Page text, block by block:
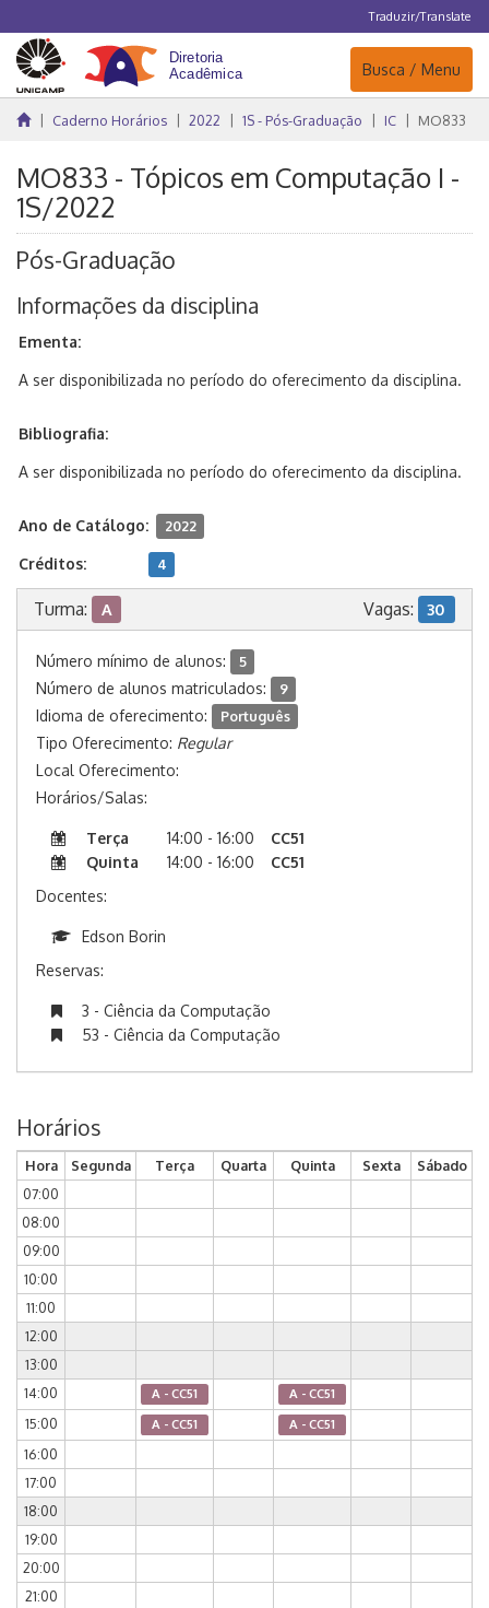
Traduzir/Translate
Navegação
Busca / Menu
Caderno Horários 2022 1S - Pós-Graduação IC MO833
MO833 - Tópicos em Computação I -
1S/2022
Pós-Graduação
Informações da disciplina
Ementa:
A ser disponibilizada no período do oferecimento da disciplina.
Bibliografia:
A ser disponibilizada no período do oferecimento da disciplina.
Ano de Catálogo: 2022
Créditos: 4
Turma: A Vagas: 30
Número mínimo de alunos: 5
Número de alunos matriculados: 9
Idioma de oferecimento: Português
Tipo Oferecimento: Regular
Local Oferecimento:
Horários/Salas:
Terça 14:00 - 16:00
CC51
Quinta
14:00 - 16:00
CC51
Docentes:
Edson Borin
Reservas:
3 - Ciência da Computação
53 - Ciência da Computação
Horários
Hora Segunda Terça Quarta Quinta Sexta
Sábado
07:00
08:00
09:00
10:00
11:00
12:00
13:00
14:00
A - CC51 A - CC51
15:00 A - CC51 A - CC51
16:00
17:00
18:00
19:00
20:00
21:00